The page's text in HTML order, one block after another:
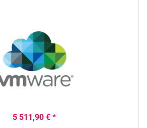
5 511,90 € *